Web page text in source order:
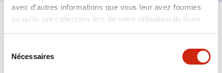
avec d'autres informations que vous leur avez fournies
ou qu'ils ont collectées lors de votre utilisation de leurs
Nécessaires
Spécifications